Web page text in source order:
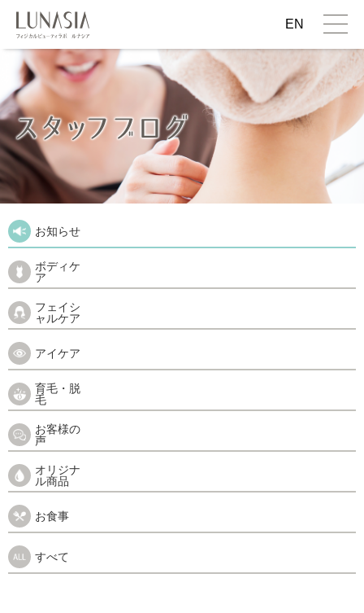
EN
お知らせ
ボディケ
ア
フェイシ
ャルケア
アイケア
育毛・脱
毛
お客様の
声
オリジナ
ル商品
お食事
すべて